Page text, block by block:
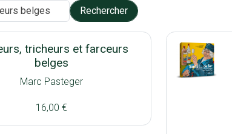
tricheurs et farceurs
belges
Marc Pasteger
16,00 €